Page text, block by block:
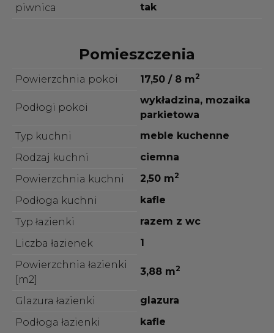
piwnica
tak
Pomieszczenia
Powierzchnia pokoi 17,50 / 8 m2
Podłogi pokoi
wykładzina, mozaika
parkietowa
Typ kuchni
meble kuchenne
Rodzaj kuchni
ciemna
Powierzchnia kuchni
2,50 m2
Podłoga kuchni
kafle
Typ łazienki
razem z wc
Liczba łazienek
1
Powierzchnia łazienki
[m2]
3,88 m2
Glazura łazienki
glazura
Podłoga łazienki
kafle